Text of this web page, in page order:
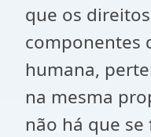
que os
componentes
humana,
na mesma
não há que